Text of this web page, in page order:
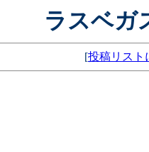
ラスベガ
[投稿リスト